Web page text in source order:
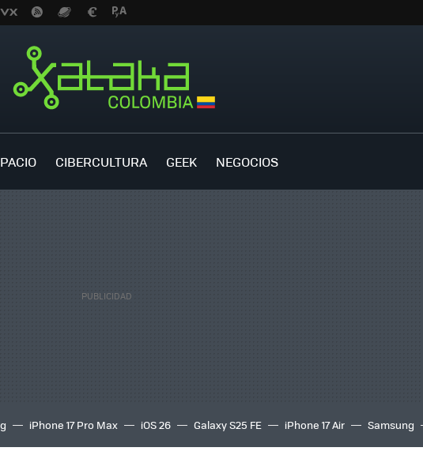
CIBERCULTURA GEEK NEGOCIOS
iPhone 17 Pro Max iOS 26 Galaxy S25 FE iPhone 17 Air Samsung